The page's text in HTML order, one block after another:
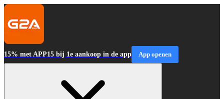
15% met APP15 bij 1e aankoop in de app App openen